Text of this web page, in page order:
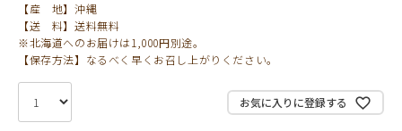
【産 地】沖縄
【送 料】送料無料
※北海道へのお届けは1,000円別途。
【保存方法】なるべく早くお召し上がりください。
お気に入りに登録する